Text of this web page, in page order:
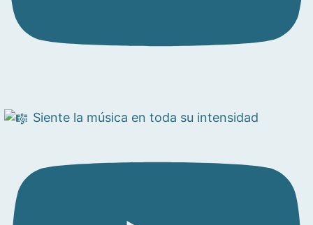
Siente la música en toda su intensidad